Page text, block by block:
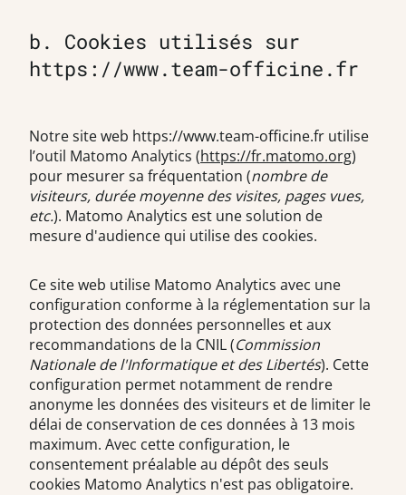
b. Cookies utilisés sur
https://www.team-officine.fr
Notre site web https://www.team-officine.fr utilise
l’outil Matomo Analytics (https://fr.matomo.org)
pour mesurer sa fréquentation (nombre de
visiteurs, durée moyenne des visites, pages vues,
etc.). Matomo Analytics est une solution de
mesure d'audience qui utilise des cookies.
Ce site web utilise Matomo Analytics avec une
configuration conforme à la réglementation sur la
protection des données personnelles et aux
recommandations de la CNIL (Commission
Nationale de l'Informatique et des Libertés). Cette
configuration permet notamment de rendre
anonyme les données des visiteurs et de limiter le
délai de conservation de ces données à 13 mois
maximum. Avec cette configuration, le
consentement préalable au dépôt des seuls
cookies Matomo Analytics n'est pas obligatoire.